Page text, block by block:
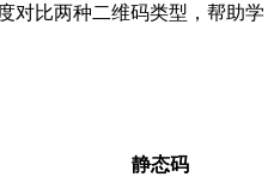
对比两种二维码类型，帮助学
静态码